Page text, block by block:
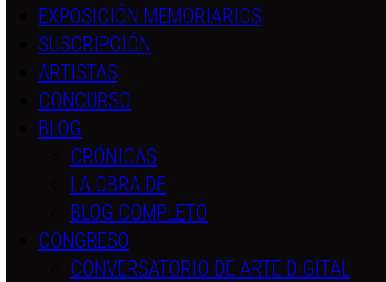
EXPOSICIÓN MEMORIARIOS
SUSCRIPCIÓN
ARTISTAS
CONCURSO
BLOG
CRÓNICAS
LA OBRA DE
BLOG COMPLETO
CONGRESO
CONVERSATORIO DE ARTE DIGITAL